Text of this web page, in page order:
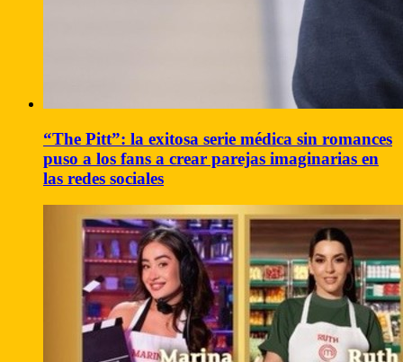
“The Pitt”: la exitosa serie médica sin romances
puso a los fans a crear parejas imaginarias en
las redes sociales